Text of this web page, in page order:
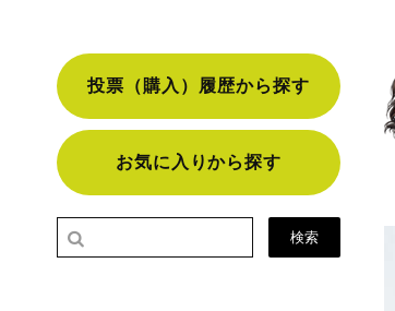
投票（購入）履歴から探す
お気に入りから探す
検索